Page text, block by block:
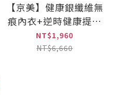
【京美】健康銀纖維無
痕內衣+逆時健康提臀
褲(三角/平口)｜各1件
NT$1,960
NT$6,660